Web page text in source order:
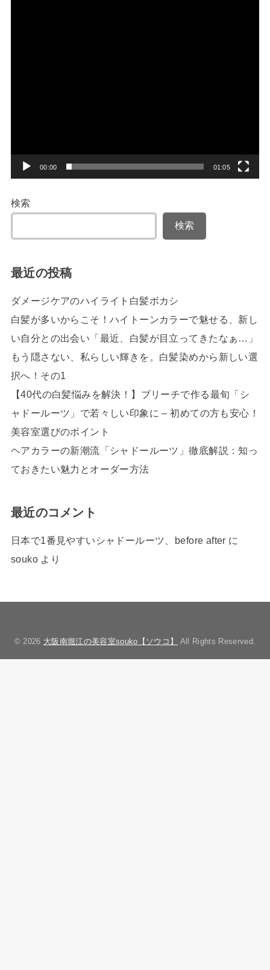
00:00 01:05
検索
検索
最近の投稿
ダメージケアのハイライト白髪ボカシ
白髪が多いからこそ！ハイトーンカラーで魅せる、新し
い自分との出会い「最近、白髪が目立ってきたなぁ…」
もう隠さない、私らしい輝きを。白髪染めから新しい選
択へ！その1
【40代の白髪悩みを解決！】ブリーチで作る最旬「シ
ャドールーツ」で若々しい印象に – 初めての方も安心！
美容室選びのポイント
ヘアカラーの新潮流「シャドールーツ」徹底解説：知っ
ておきたい魅力とオーダー方法
最近のコメント
日本で1番見やすいシャドールーツ、before after に
soukoより
© 2026 大阪南堀江の美容室souko【ソウコ】 All Rights Reserved.